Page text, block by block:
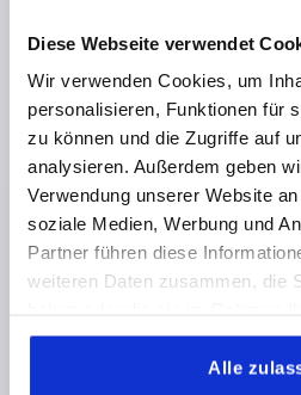
Diese Webseite verwendet
Wir verwenden Cookies, um
personalisieren, Funktionen für
zu können und die Zugriffe auf
analysieren. Außerdem geben
Verwendung unserer Website
soziale Medien, Werbung und
Partner führen diese
weiteren Daten zusammen, die
gesammelt haben.
Alle
Rohrgriffe Aluminium
Griffschenkel
ab15,26 CHF
zzgl. MwSt.
zzgl. Versandkosten